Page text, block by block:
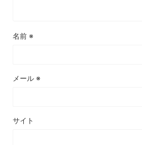
名前 ※
メール ※
サイト